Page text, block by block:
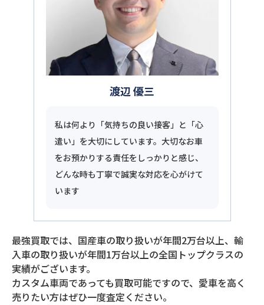
渡辺 優三
私は何より「気持ちの良い接客」と「心
遣い」を大切にしています。大切なお車
をお預かりする責任をしっかりと感じ、
どんな時も丁寧で誠実な対応を心がけて
います
最強買取では、国産車の取り扱いが年間2万台以上、輸
入車の取り扱いが年間1万台以上の全国トップクラスの
実績がございます。
カスタム車両であっても買取可能ですので、愛車を高く
売りたい方はぜひ一度査定ください。